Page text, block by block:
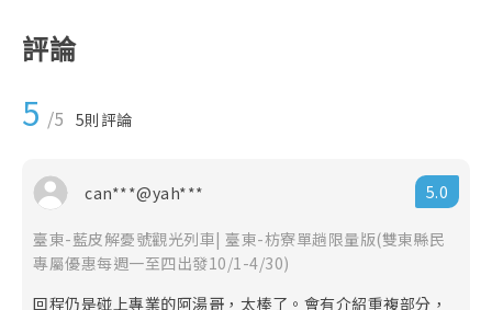
評論
5 /5 5則評論
can***@yah*** 5.0
臺東-藍皮解憂號觀光列車| 臺東-枋寮單趟限量版(雙東縣民
專屬優惠每週一至四出發10/1-4/30)
回程仍是碰上專業的阿湯哥，太棒了。會有介紹重複部分，